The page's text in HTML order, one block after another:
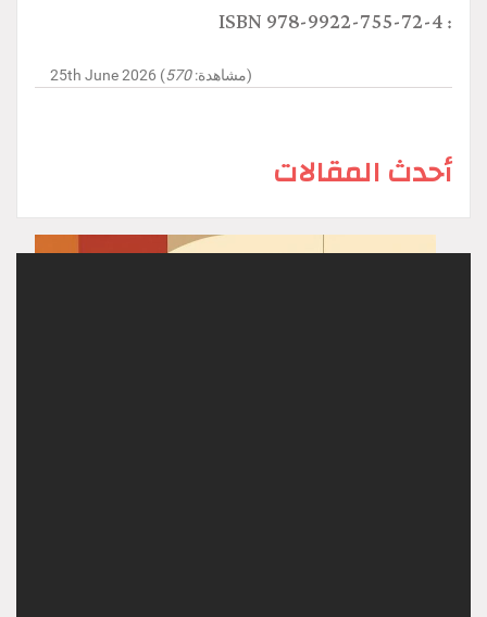
: ISBN 978-9922-755-72-4
25th June 2026 (مشاهدة:570 )
أحدث المقالات